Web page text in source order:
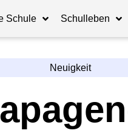
Schule Schulleben
Neuigkeit